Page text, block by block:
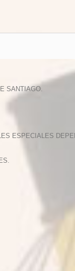
SANTIAGO.
ESPECIALES